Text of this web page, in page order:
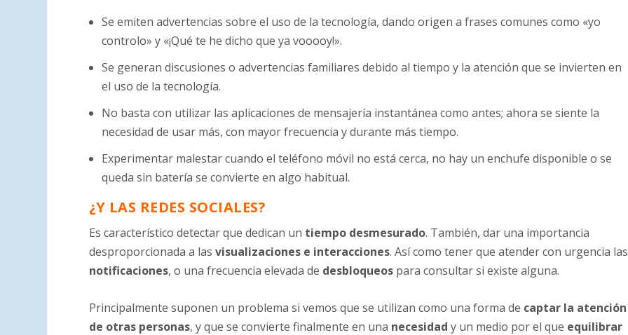
Se emiten advertencias sobre el uso de la tecnología, dando origen a frases comunes como «yo
controlo» y «¡Qué te he dicho que ya vooooy!».
Se generan discusiones o advertencias familiares debido al tiempo y la atención que se invierten en
el uso de la tecnología.
No basta con utilizar las aplicaciones de mensajería instantánea como antes; ahora se siente la
necesidad de usar más, con mayor frecuencia y durante más tiempo.
Experimentar malestar cuando el teléfono móvil no está cerca, no hay un enchufe disponible o se
queda sin batería se convierte en algo habitual.
¿Y LAS REDES SOCIALES?
Es característico detectar que dedican un tiempo desmesurado. También, dar una importancia
desproporcionada a lasvisualizaciones e interacciones. Así como tener que atender con urgencia las
notificaciones, o una frecuencia elevada de desbloqueos para consultar si existe alguna.
Principalmente suponen un problema si vemos que se utilizan como una forma de captar la atención
de otras personas, y que se convierte finalmente en una necesidad y un medio por el que equilibrar